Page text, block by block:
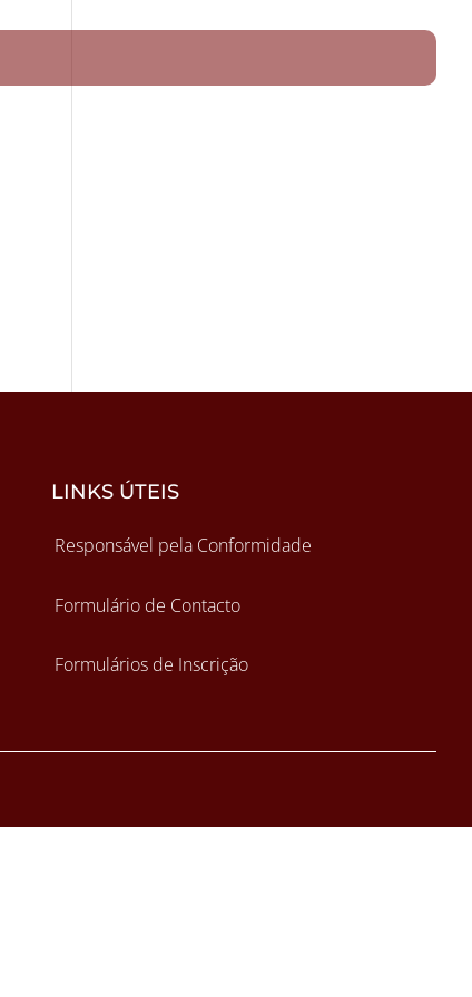
LINKS ÚTEIS
Responsável pela Conformidade
Formulário de Contacto
Formulários de Inscrição